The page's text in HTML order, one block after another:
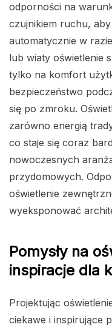
odporności na
czujnikiem ruchu, aby
automatycznie w
lub wiaty oświetlenie
tylko na komfort
bezpieczeństwo
się po zmroku.
zarówno energią
co staje się coraz
nowoczesnych
przydomowych.
oświetlenie
wyeksponować
Pomysły na
inspiracje dla
Projektując
ciekawe i inspirujące